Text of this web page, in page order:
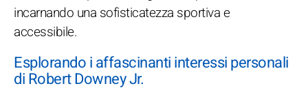
incarnando una sofisticatezza sportiva e
accessibile.
Esplorando i affascinanti interessi personali
di Robert Downey Jr.